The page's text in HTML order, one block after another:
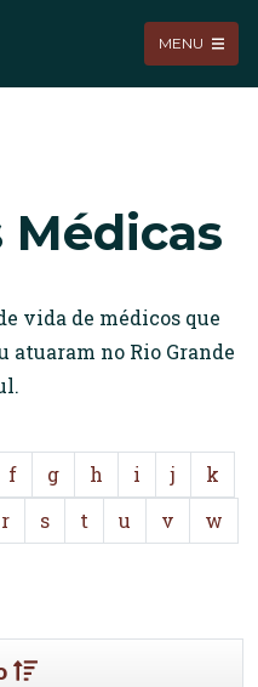
MENU
vida de médicos que
atuaram no Rio Grande
f g h i j
k
r s t u v
w